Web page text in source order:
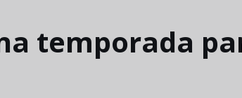
temporada